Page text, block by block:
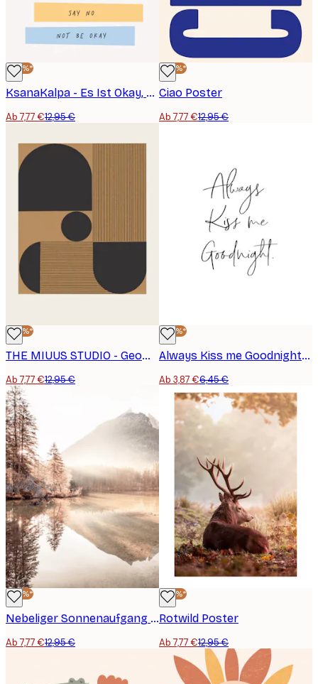
-40%*
KsanaKalpa - Es Ist Okay, Du Selbst Zu Sein Poster
Ab 7,77 €12,95 €
-40%*
Ciao Poster
Ab 7,77 €12,95 €
-40%*
THE MIUUS STUDIO - Geometrische Harmonie No2 Poster
Ab 7,77 €12,95 €
-40%*
Always Kiss me Goodnight Poster
Ab 3,87 €6,45 €
-40%*
Nebeliger Sonnenaufgang Poster
Ab 7,77 €12,95 €
-40%*
Rotwild Poster
Ab 7,77 €12,95 €